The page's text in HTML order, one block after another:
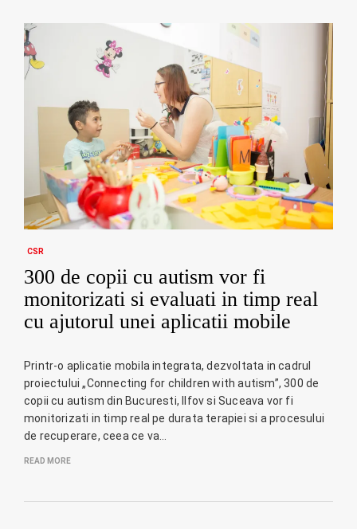
CSR
300 de copii cu autism vor fi
monitorizati si evaluati in timp real
cu ajutorul unei aplicatii mobile
Printr-o aplicatie mobila integrata, dezvoltata in cadrul
proiectului „Connecting for children with autism”, 300 de
copii cu autism din Bucuresti, Ilfov si Suceava vor fi
monitorizati in timp real pe durata terapiei si a procesului
de recuperare, ceea ce va…
READ MORE